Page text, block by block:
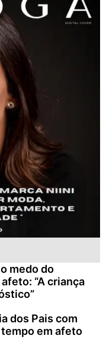
medo do
“A criança
dos Pais com
em afeto